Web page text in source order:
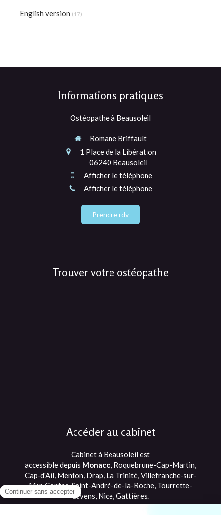
English version (17)
Informations pratiques
Ostéopathe à Beausoleil
Romane Briffault
1 Place de la Libération
06240 Beausoleil
Afficher le téléphone
Afficher le téléphone
Prendre rdv
Trouver votre ostéopathe
Accéder au cabinet
Cabinet à Beausoleil est
accessible depuis Monaco, Roquebrune-Cap-Martin,
Cap-d'Ail, Menton, Drap, La Trinité, Villefranche-sur-
Mer, Contes, Saint-André-de-la-Roche, Tourrette-
Levens, Nice, Gattières.